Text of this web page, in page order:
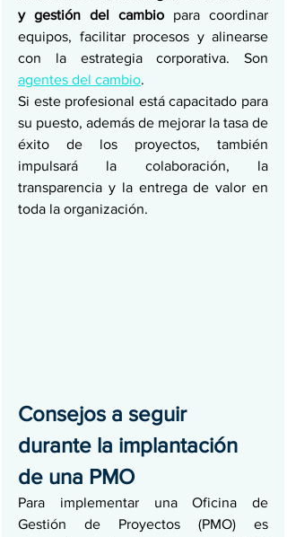
y gestión del cambio para coordinar
equipos, facilitar procesos y alinearse
agentes del cambio.
Si este profesional está capacitado para
su puesto, además de mejorar la tasa de
éxito de los proyectos, también
impulsará la colaboración, la
transparencia y la entrega de valor en
toda la organización.
Consejos a seguir
durante la implantación
de una PMO
Para implementar una Oficina de
Gestión de Proyectos (PMO) es